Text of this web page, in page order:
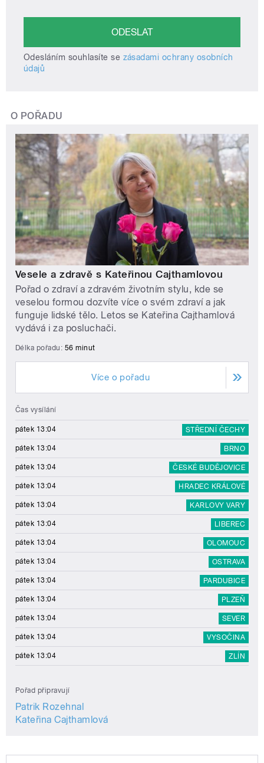
Odesláním souhlasíte se zásadami ochrany osobních
údajů
O POŘADU
Vesele a zdravě s Kateřinou Cajthamlovou
Pořad o zdraví a zdravém životním stylu, kde se
veselou formou dozvíte více o svém zdraví a jak
funguje lidské tělo. Letos se Kateřina Cajthamlová
vydává i za posluchači.
Délka pořadu: 56 minut
Více o pořadu
Čas vysílání
pátek 13:04 STŘEDNÍ ČECHY
pátek 13:04 BRNO
pátek 13:04 ČESKÉ BUDĚJOVICE
pátek 13:04 HRADEC KRÁLOVÉ
pátek 13:04 KARLOVY VARY
pátek 13:04 LIBEREC
pátek 13:04 OLOMOUC
pátek 13:04 OSTRAVA
pátek 13:04 PARDUBICE
pátek 13:04 PLZEŇ
pátek 13:04 SEVER
pátek 13:04 VYSOČINA
pátek 13:04 ZLÍN
Pořad připravují
Patrik Rozehnal
Kateřina Cajthamlová